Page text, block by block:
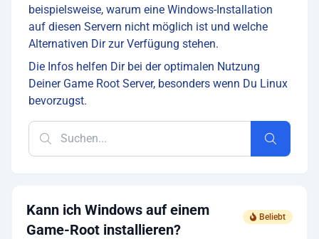
beispielsweise, warum eine Windows-Installation
auf diesen Servern nicht möglich ist und welche
Alternativen Dir zur Verfügung stehen.
Die Infos helfen Dir bei der optimalen Nutzung
Deiner Game Root Server, besonders wenn Du Linux
bevorzugst.
Beliebt
Kann ich Windows auf einem
Game-Root installieren?